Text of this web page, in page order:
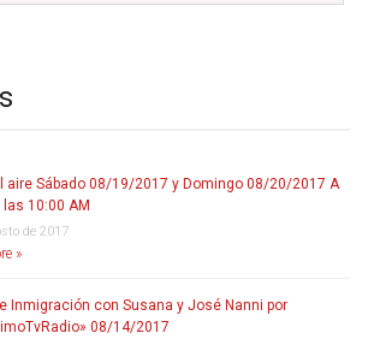
aire Sábado 08/19/2017 y Domingo 08/20/2017 A
10:00 AM
de 2017
»
Inmigración con Susana y José Nanni por
08/14/2017